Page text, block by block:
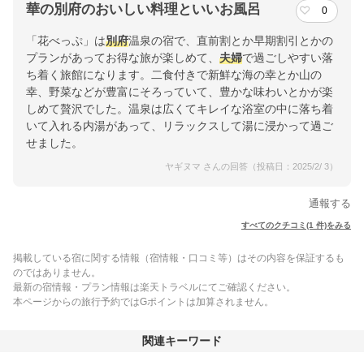
華の別府のおいしい料理といいお風呂 0
「花べっぷ」は別府温泉の宿で、直前割とか早期割引とかの
プランがあってお得な旅が楽しめて、 夫婦で過ごしやすい落
ち着く旅館になります。二食付きで新鮮な海の幸とか山の
幸、野菜などが豊富にそろっていて、豊かな味わいとかが楽
しめて贅沢でした。温泉は広くてキレイな浴室の中に落ち着
いて入れる内湯があって、リラックスして湯に浸かって過ご
せました。
ヤギヌマ さんの回答（投稿日：2025/2/ 3）
通報する
すべてのクチコミ(1 件)をみる
掲載している宿に関する情報（宿情報・口コミ等）はその内容を保証するも
のではありません。
最新の宿情報・プラン情報は楽天トラベルにてご確認ください。
本ページからの旅行予約ではGポイントは加算されません。
関連キーワード